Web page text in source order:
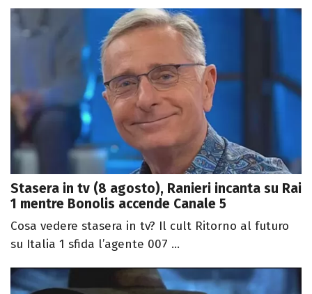
Stasera in tv (8 agosto), Ranieri incanta su Rai
1 mentre Bonolis accende Canale 5
Cosa vedere stasera in tv? Il cult Ritorno al futuro
su Italia 1 sfida l’agente 007 ...